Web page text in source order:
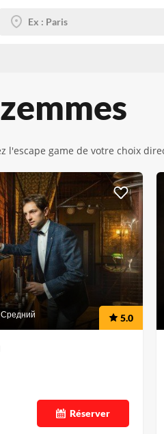
l'escape game de votre choix
Средний 5.0
Réserver